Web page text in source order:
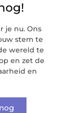
je nu. Ons
stem te
wereld te
en zet de
en